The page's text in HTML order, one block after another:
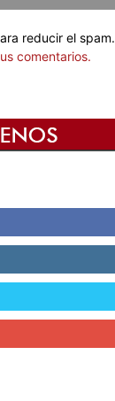
reducir el spam.
comentarios.